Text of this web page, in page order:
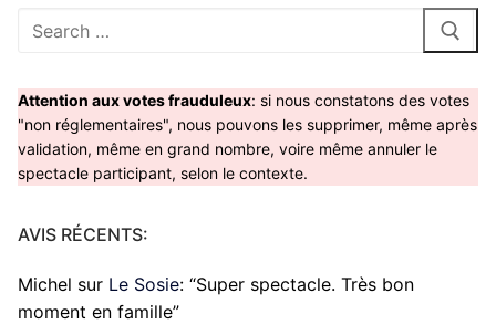
Rechercher
Attention aux votes frauduleux: si nous constatons des votes
"non réglementaires", nous pouvons les supprimer, même après
validation, même en grand nombre, voire même annuler le
spectacle participant, selon le contexte.
AVIS RÉCENTS:
Michel sur Le Sosie: “Super spectacle. Très bon
moment en famille”